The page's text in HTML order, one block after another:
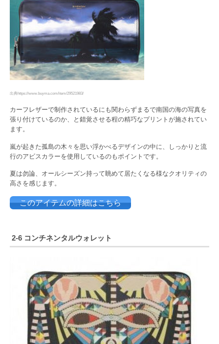
出典https://www.buyma.com/item/29521983/
カーフレザーで制作されているにも関わらずまるで南国の海の写真を
張り付けているのか、と錯覚させる程の精巧なプリントが施されてい
ます。
嵐が起きた孤島の木々を思い浮かべるデザインの中に、しっかりと流
行のアビスカラーを使用しているのもポイントです。
夏は勿論、オールシーズン持って眺めて居たくなる様なクオリティの
高さを感じます。
このアイテムの詳細はこちら
2-6 コンチネンタルウォレット